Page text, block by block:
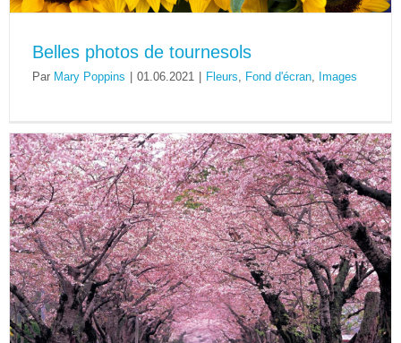
Belles photos de tournesols
Par Mary Poppins 01.06.2021 Fleurs Fond d'écran Images